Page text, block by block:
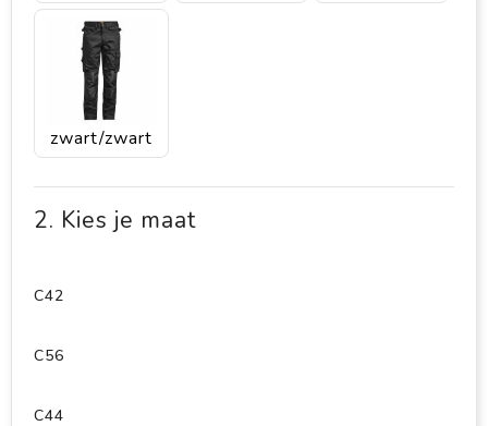
zwart/zwart
2. Kies je maat
C42
C56
C44